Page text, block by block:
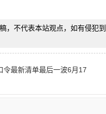
，不代表本站观点，如有侵犯
令最新清单最后一波6月17